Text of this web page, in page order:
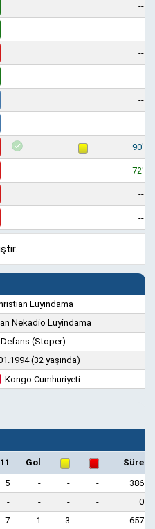
--
--
--
--
--
--
90'
72'
--
--
Luyindama
Nekadio Luyindama
Defans (Stoper)
(32 yaşında)
Kongo Cumhuriyeti
11 Gol
Süre
5 - - -
386
- - - -
0
7 1 3 -
657